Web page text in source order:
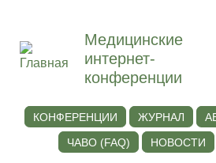
Медицинские
интернет-
конференции
КОНФЕРЕНЦИИ ЖУРНАЛ
ЧАВО (FAQ)
НОВОСТИ